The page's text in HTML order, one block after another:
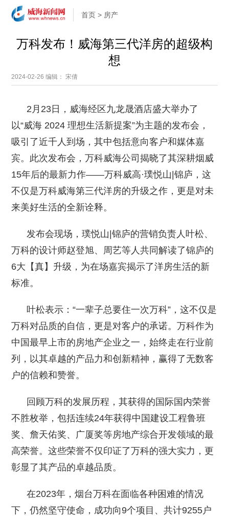
首页 > 房产
万科发布！威海第三代洋房的超级构
想
2024-02-26编辑： 宋倩
2月23日，威海经区九龙晟酒店盛大举办了
以“威海 2024 理想生活新提案”为主题的发布会，
吸引了近千人到场，其中包括意向客户和媒体嘉
宾。此次发布会，万科威海公司揭晓了其深耕烟威
15年后的最新力作——万科威高·璞悦山|锦庐，这
不仅是万科威海第三代洋房的升级之作，更是对未
来美好生活的全新诠释。
发布会现场，璞悦山|锦庐的营销负责人叶松、
万科的设计师赵登旭、周艺等人共同解读了锦庐的
6大【真】升级，为在场嘉宾揭示了洋房生活的新
标准。
叶松表示：“一辈子总要住一次万科”，这不仅是
万科对品质的自信，更是对客户的承诺。万科作为
中国最早上市的房地产企业之一，始终走在行业前
列，以其卓越的产品力和创新精神，赢得了无数客
户的信赖和赞誉。
回顾万科的发展历程，其获得的国际国内荣誉
不胜枚举，包括连续24年获得中国建设工程鲁班
奖、詹天佑奖、广厦奖等房地产综合开发领域的最
高荣誉。这些荣誉不仅印证了万科的强大实力，更
彰显了其产品的卓越品质。
在2023年，烟台万科在面临各种困难的情况
下，仍然坚守使命，成功向9个项目、共计9255户